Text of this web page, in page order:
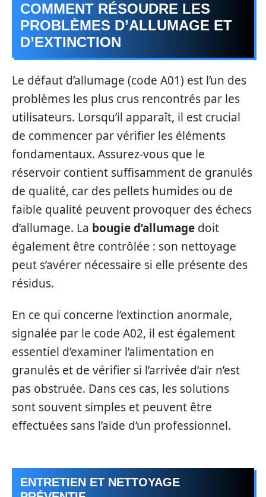
COMMENT RÉSOUDRE LES
PROBLÈMES D’ALLUMAGE ET
D’EXTINCTION
Le défaut d’allumage (code A01) est l’un des
problèmes les plus crus rencontrés par les
utilisateurs. Lorsqu’il apparaît, il est crucial
de commencer par vérifier les éléments
fondamentaux. Assurez-vous que le
réservoir contient suffisamment de granulés
de qualité, car des pellets humides ou de
faible qualité peuvent provoquer des échecs
d’allumage. La bougie d’allumage doit
également être contrôlée : son nettoyage
peut s’avérer nécessaire si elle présente des
résidus.
En ce qui concerne l’extinction anormale,
signalée par le code A02, il est également
essentiel d’examiner l’alimentation en
granulés et de vérifier si l’arrivée d’air n’est
pas obstruée. Dans ces cas, les solutions
sont souvent simples et peuvent être
effectuées sans l’aide d’un professionnel.
ENTRETIEN ET NETTOYAGE